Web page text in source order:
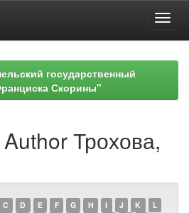
государственный
Скорины"
Трохова,
C D E F G H I J K
L